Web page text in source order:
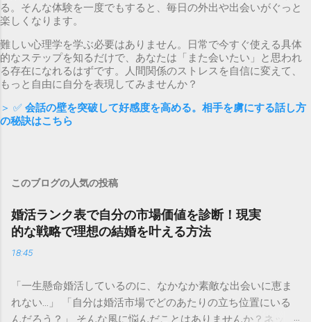
る。そんな体験を一度でもすると、毎日の外出や出会いがぐっと
楽しくなります。
難しい心理学を学ぶ必要はありません。日常で今すぐ使える具体
的なステップを知るだけで、あなたは「また会いたい」と思われ
る存在になれるはずです。人間関係のストレスを自信に変えて、
もっと自由に自分を表現してみませんか？
＞ ✅ 会話の壁を突破して好感度を高める。相手を虜にする話し方
の秘訣はこちら
このブログの人気の投稿
婚活ランク表で自分の市場価値を診断！現実
的な戦略で理想の結婚を叶える方法
18:45
「一生懸命婚活しているのに、なかなか素敵な出会いに恵ま
れない…」 「自分は婚活市場でどのあたりの立ち位置にいる
んだろう？」 そんな風に悩んだことはありませんか？ネット